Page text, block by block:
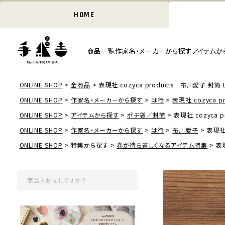
HOME
商品一覧作家名・メーカーから探すアイテム
ONLINE SHOP 全商品
表現社 cozyca products｜布川愛子 封
ONLINE SHOP
作家名・メーカーから探す は行
表現社 cozyca
ONLINE SHOP
アイテムから探す ポチ袋／封筒
表現社 cozyca
ONLINE SHOP
作家名・メーカーから探す は行 布川愛子
表現
ONLINE SHOP
特集から探す 春が待ち遠しくなるアイテム特集 表